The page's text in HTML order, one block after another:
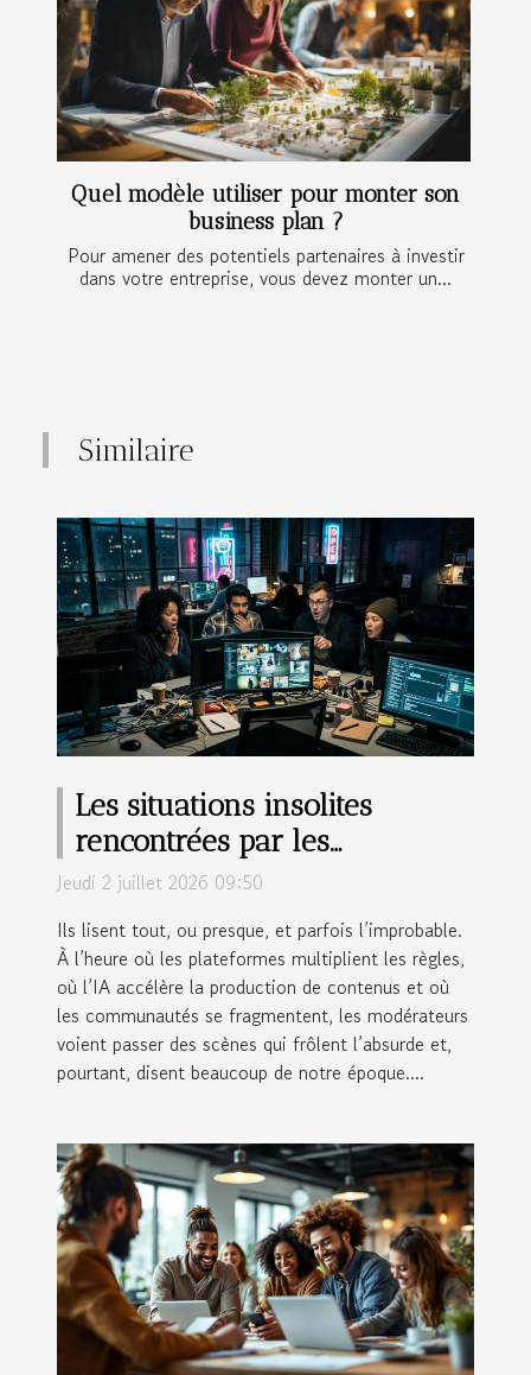
Quel modèle utiliser pour monter son
business plan ?
Pour amener des potentiels partenaires à investir
dans votre entreprise, vous devez monter un...
Similaire
Les situations insolites
rencontrées par les
modérateurs, révélatrices de
Jeudi 2 juillet 2026 09:50
Ils lisent tout, ou presque, et parfois l’improbable.
À l’heure où les plateformes multiplient les règles,
où l’IA accélère la production de contenus et où
les communautés se fragmentent, les modérateurs
voient passer des scènes qui frôlent l’absurde et,
pourtant, disent beaucoup de notre époque....